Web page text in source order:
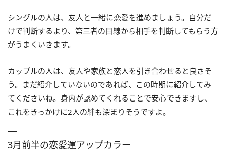
シングルの人は、友人と一緒に恋愛を進めましょう。自分だ
けで判断するより、第三者の目線から相手を判断してもらう方
がうまくいきます。
カップルの人は、友人や家族と恋人を引き合わせると良さそ
う。まだ紹介していないのであれば、この時期に紹介してみ
てくださいね。身内が認めてくれることで安心できますし、
これをきっかけに2人の絆も深まりそうですよ。
3月前半の恋愛運アップカラー